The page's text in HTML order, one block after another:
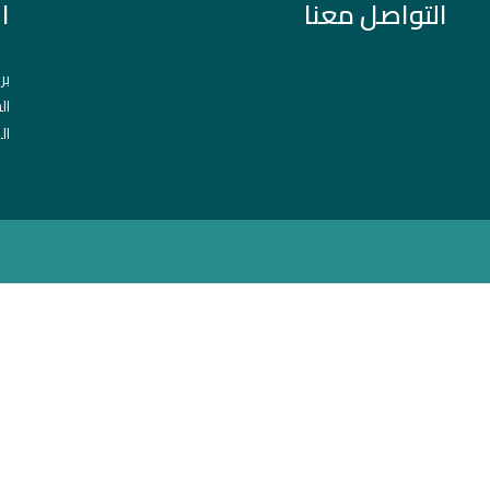
التواصل معنا